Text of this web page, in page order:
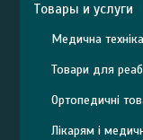
Товары и услуги
Медична техніка
Товари для
Ортопедичні
Лікарям і